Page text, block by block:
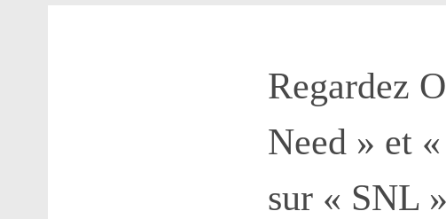
Regardez
Need » et
sur « SNL »